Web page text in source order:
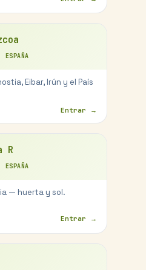
ESPAÑA
Eibar, Irún y el País
Entrar →
R
ESPAÑA
— huerta y sol.
Entrar →